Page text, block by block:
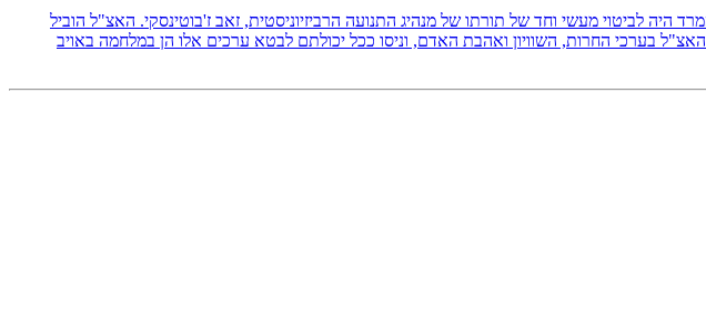
המרד היה לביטוי מעשי וחד של תורתו של מנהיג התנועה הרביזיוניסטית, זאב ז'בוטינסקי. האצ"ל הוביל
בערכי החרות, השוויון ואהבת האדם, וניסו ככל יכולתם לבטא ערכים אלו הן במלחמה באויב